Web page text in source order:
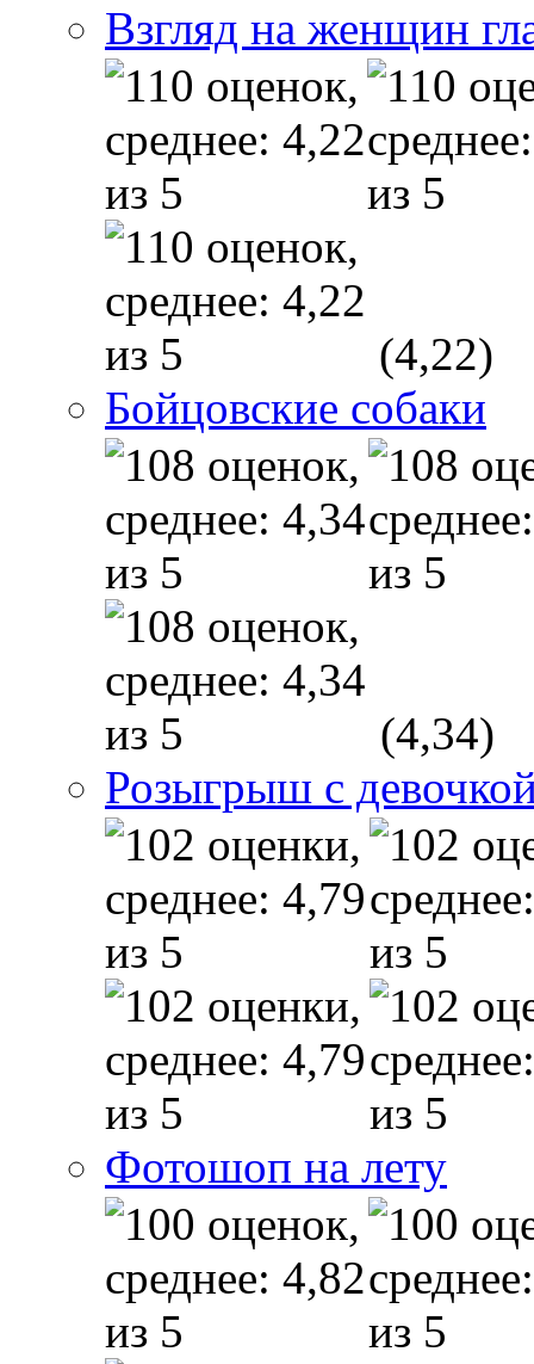
Взгляд на женщин
(4,22)
Бойцовские собаки
(4,34)
Розыгрыш с
Фотошоп на лету